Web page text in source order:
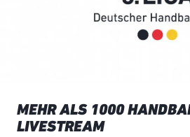
MEHR ALS 1000
LIVESTREAM